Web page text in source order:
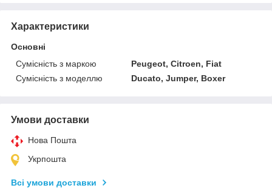
Характеристики
Основні
Сумісність з маркою
Peugeot, Citroen, Fiat
Сумісність з моделлю
Ducato, Jumper, Boxer
Умови доставки
Нова Пошта
Укрпошта
Всі умови доставки